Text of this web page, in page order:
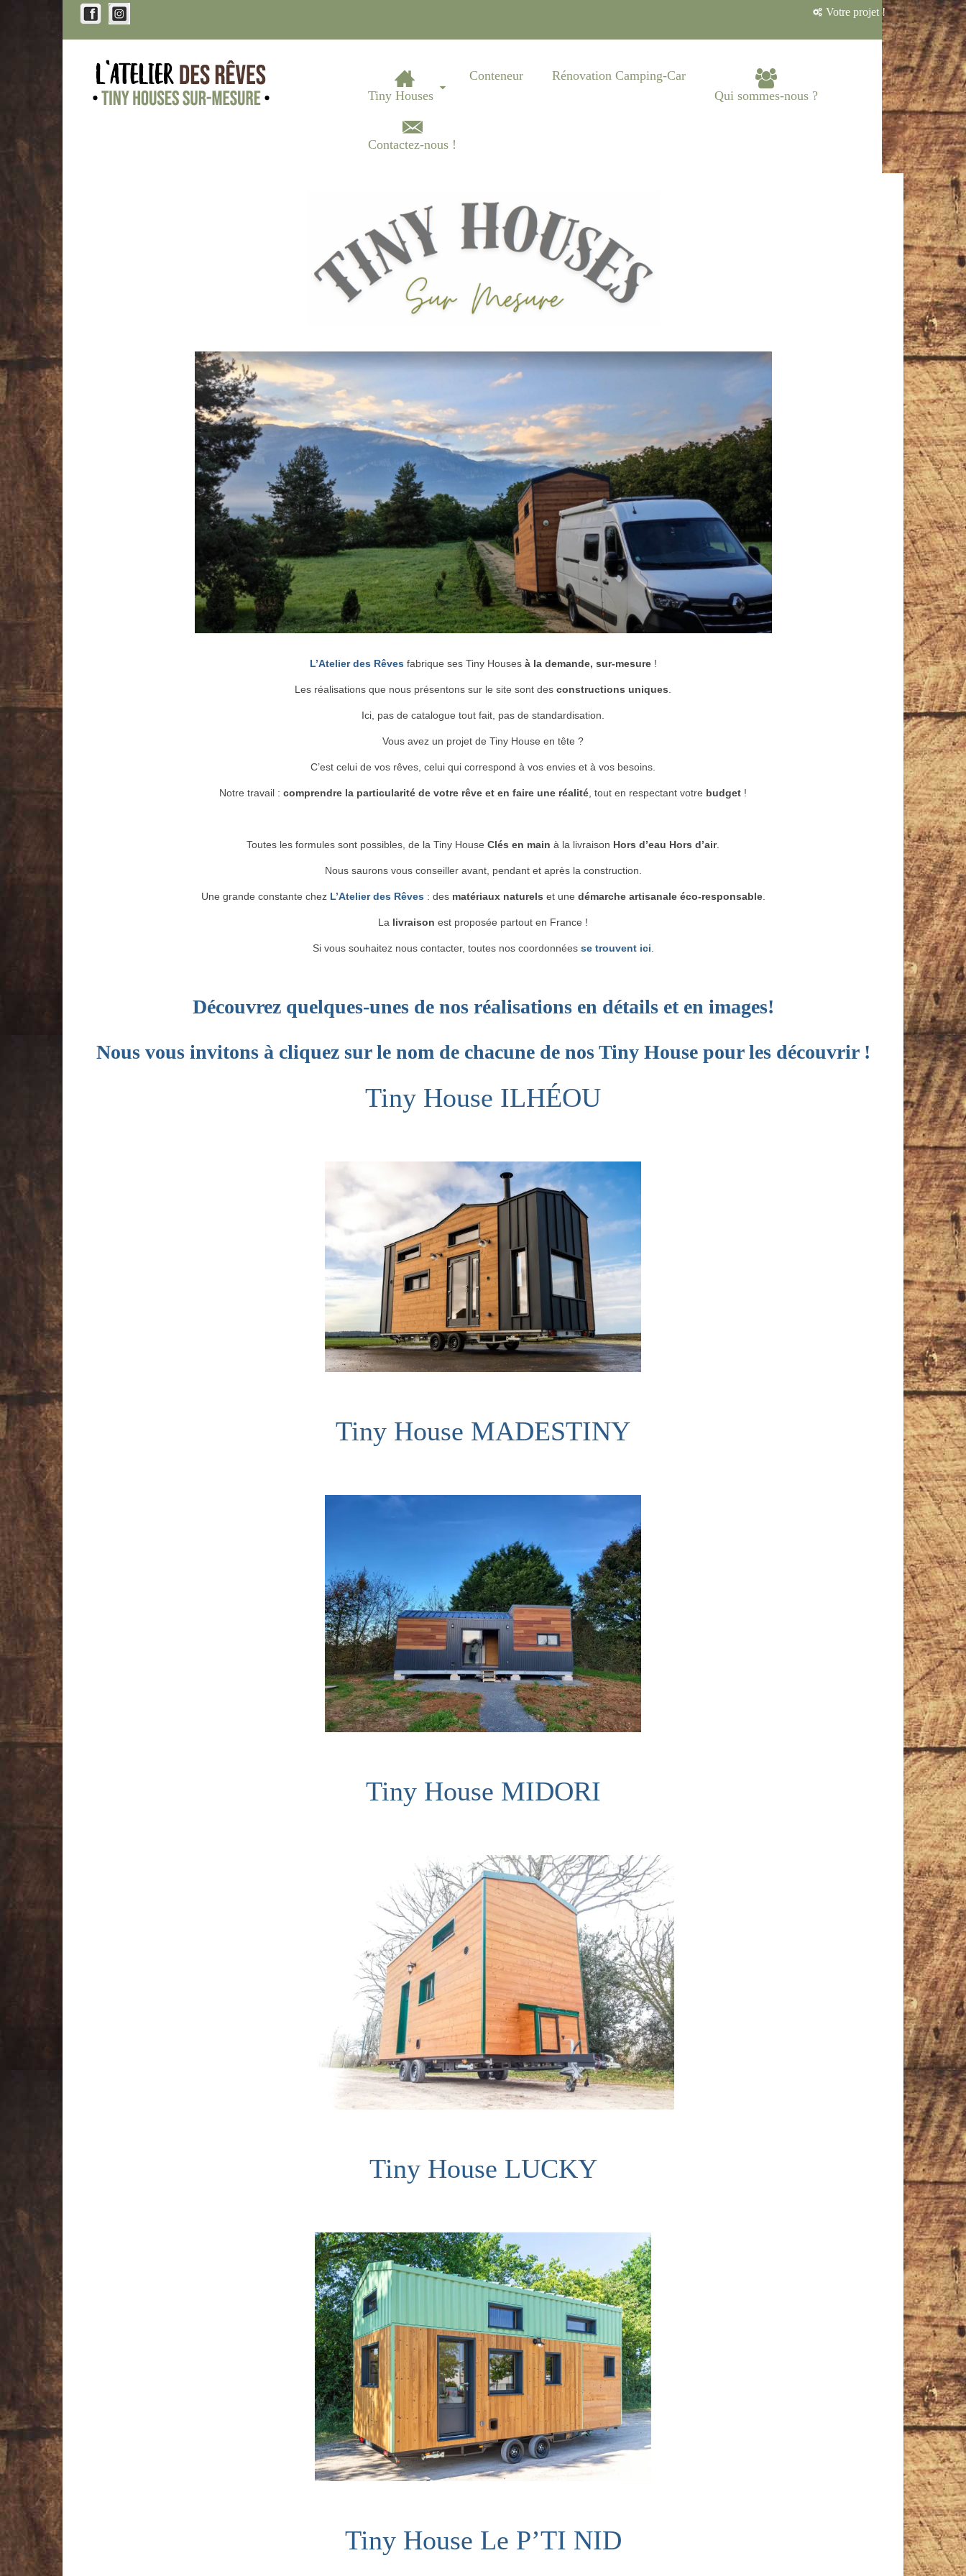
Votre projet !
Tiny Houses
Conteneur
Rénovation Camping-Car
Qui sommes-nous ?
Contactez-nous !
L’Atelier des Rêvesfabrique ses Tiny Housesà la demande, sur-mesure!
Les réalisations que nous présentons sur le site sont des constructions uniques.
Ici, pas de catalogue tout fait, pas de standardisation.
Vous avez un projet de Tiny House en tête ?
C’est celui de vos rêves, celui qui correspond à vos envies et à vos besoins.
Notre travail : comprendre la particularité de votre rêve et en faire une réalité, tout en respectant votre budget !
Toutes les formules sont possibles, de la Tiny House Clés en main à la livraison Hors d’eau Hors d’air.
Nous saurons vous conseiller avant, pendant et après la construction.
Une grande constante chez L’Atelier des Rêves: des matériaux naturels et une démarche artisanale éco-responsable.
La livraison est proposée partout en France !
Si vous souhaitez nous contacter, toutes nos coordonnées se trouvent ici.
Découvrez quelques-unes de nos réalisations en détails et en images!
Nous vous invitons à cliquez sur le nom de chacune de nos Tiny House pour les découvrir !
Tiny House ILHÉOU
Tiny House MADESTINY
Tiny House MIDORI
Tiny House LUCKY
Tiny House Le P’TI NID